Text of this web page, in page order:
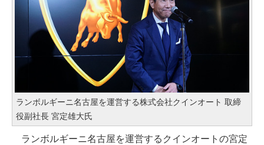
ランボルギーニ名古屋を運営する株式会社クインオート 取締
役副社長 宮定雄大氏
ランボルギーニ名古屋を運営するクインオートの宮定